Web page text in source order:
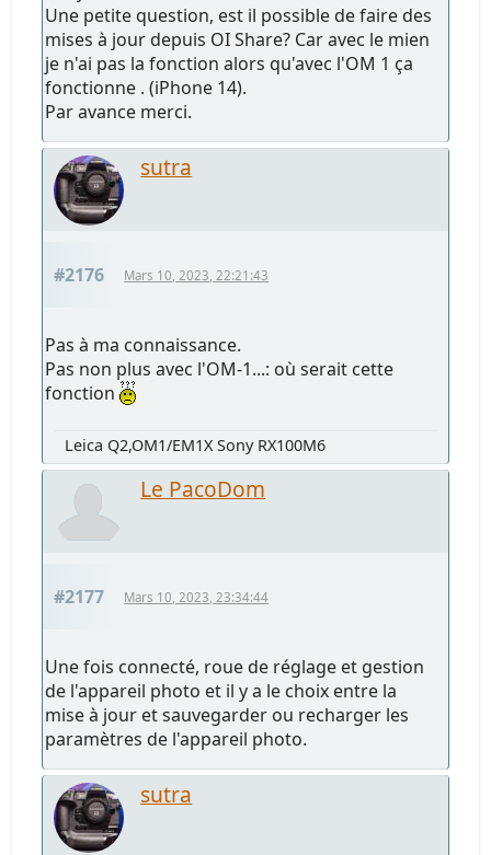
Une petite question, est il possible de faire des
mises à jour depuis OI Share? Car avec le mien
je n'ai pas la fonction alors qu'avec l'OM 1 ça
fonctionne . (iPhone 14).
Par avance merci.
sutra
#2176 Mars 10, 2023, 22:21:43
Pas à ma connaissance.
Pas non plus avec l'OM-1...: où serait cette
fonction
Leica Q2,OM1/EM1X Sony RX100M6
Le PacoDom
#2177 Mars 10, 2023, 23:34:44
Une fois connecté, roue de réglage et gestion
de l'appareil photo et il y a le choix entre la
mise à jour et sauvegarder ou recharger les
paramètres de l'appareil photo.
sutra